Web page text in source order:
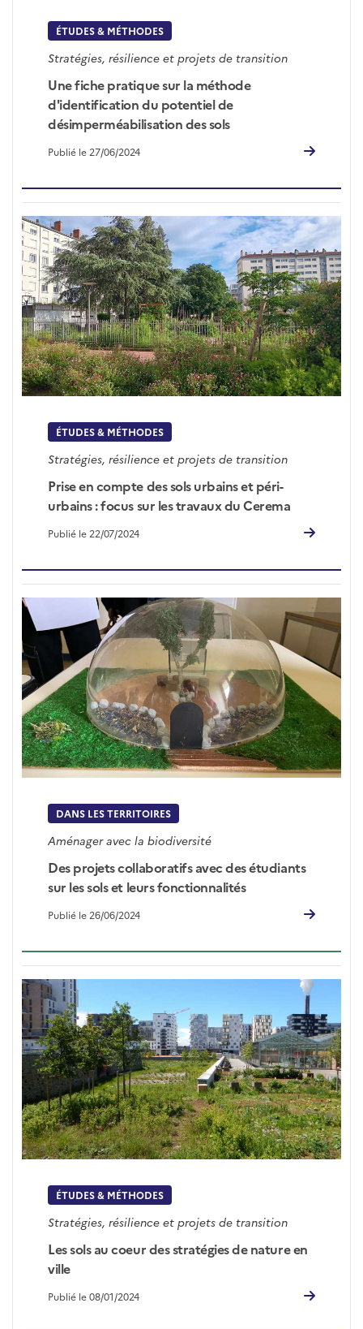
ÉTUDES & MÉTHODES
Stratégies, résilience et projets de transition
Une fiche pratique sur la méthode
d'identification du potentiel de
désimperméabilisation des sols
Publié le 27/06/2024
ÉTUDES & MÉTHODES
Stratégies, résilience et projets de transition
Prise en compte des sols urbains et péri-
urbains : focus sur les travaux du Cerema
Publié le 22/07/2024
DANS LES TERRITOIRES
Aménager avec la biodiversité
Des projets collaboratifs avec des étudiants
sur les sols et leurs fonctionnalités
Publié le 26/06/2024
ÉTUDES & MÉTHODES
Stratégies, résilience et projets de transition
Les sols au coeur des stratégies de nature en
ville
Publié le 08/01/2024